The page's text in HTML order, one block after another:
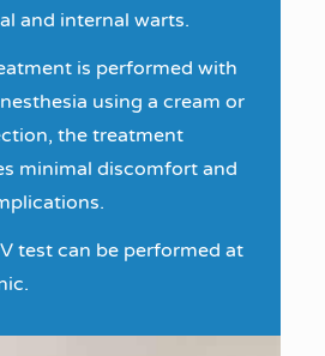
and internal warts.
is performed with
using a cream or
the treatment
minimal discomfort and
test can be performed at